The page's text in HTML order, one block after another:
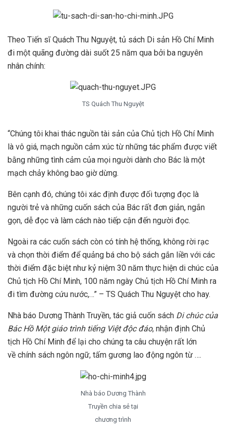
Theo Tiến sĩ Quách Thu Nguyệt, tủ sách Di sản Hồ Chí Minh
đi một quãng đường dài suốt 25 năm qua bởi ba nguyên
nhân chính:
TS Quách Thu Nguyệt
“Chúng tôi khai thác nguồn tài sản của Chủ tịch Hồ Chí Minh
là vô giá, mạch nguồn cảm xúc từ những tác phẩm được viết
bằng những tình cảm của mọi người dành cho Bác là một
mạch chảy không bao giờ dừng.
Bên cạnh đó, chúng tôi xác định được đối tượng đọc là
người trẻ và những cuốn sách của Bác rất đơn giản, ngắn
gọn, dễ đọc và làm cách nào tiếp cận đến người đọc.
Ngoài ra các cuốn sách còn có tính hệ thống, không rời rạc
và chọn thời điểm để quảng bá cho bộ sách gắn liền với các
thời điểm đặc biệt như kỷ niệm 30 năm thực hiện di chúc của
Chủ tịch Hồ Chí Minh, 100 năm ngày Chủ tịch Hồ Chí Minh ra
đi tìm đường cứu nước,…” – TS Quách Thu Nguyệt cho hay.
Nhà báo Dương Thành Truyền, tác giả cuốn sách Di chúc của
Bác Hồ Một giáo trình tiếng Việt độc đáo, nhận định Chủ
tịch Hồ Chí Minh để lại cho chúng ta câu chuyện rất lớn
về chính sách ngôn ngữ, tấm gương lao động ngôn từ ….
Nhà báo Dương Thành
Truyền chia sẻ tại
chương trình